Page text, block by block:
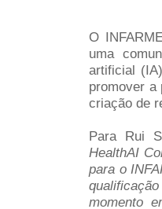
O
uma
artificial
promover a
criação de
Para Rui
HealthAI
para o
momento